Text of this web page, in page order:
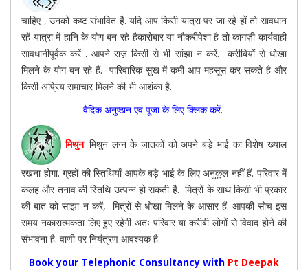
चाहिए , उनको कष्ट संभावित है. यदि आप किसी यात्रा पर जा रहे हों तो सावधान
रहें यात्रा में हानि के योग बन रहे हैकारोबार या नौकरीपेशा है तो कागज़ी कार्यवाही
सावधानीपूर्वक करें . आपने राज़ किसी से भी सांझा न करें. करीबियों से धोखा
मिलने के योग बन रहे हैं. पारिवारिक सुख में कमी आप महसूस कर सकते है और
किसी अप्रिय समाचार मिलने की भी आशंका है.
वैदिक अनुष्ठान एवं पूजा के लिए क्लिक करें.
मिथुन: मिथुन लग्न के जातकों को अपने बड़े भाई का विशेष ख्याल
रखना होगा. ग्रहों की स्तिथियाँ आपके बड़े भाई के लिए अनुकूल नहीं हैं. परिवार में
कलह और तनाव की स्तिथि उत्पन्न हो सकती है. मित्रों के साथ किसी भी प्रकार
की बात को साझा न करें, मित्रों से धोखा मिलने के आसार हैं. आपकी सोच इस
समय नकारात्मकता लिए हुए रहेगी अतः परिवार या करीबी लोगों से विवाद होने की
संभावना है. वाणी पर नियंत्रण आवश्यक है.
Book your Telephonic Consultancy with Pt Deepak